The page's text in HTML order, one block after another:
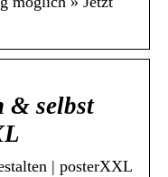
& selbst
| posterXXL